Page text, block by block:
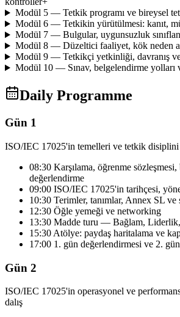
Modül 5 — Tetkik programı ve bireysel
Modül 6 — Tetkikin yürütülmesi: kanıt,
Modül 7 — Bulgular, uygunsuzluk
Modül 8 — Düzeltici faaliyet, kök neden
Modül 9 — Tetkikçi yetkinliği, davranış
Modül 10 — Sınav, belgelendirme yolları
Daily Programme
Gün 1
ISO/IEC 17025'in temelleri ve tetkik disiplini
08:30 Karşılama, öğrenme
değerlendirme
09:00 ISO/IEC 17025'in tarihçesi,
10:30 Terimler, tanımlar, Annex SL ve
12:30 Öğle yemeği ve networking
13:30 Madde turu — Bağlam,
15:30 Atölye: paydaş haritalama ve
17:00 1. gün değerlendirmesi ve 2.
Gün 2
ISO/IEC 17025'in operasyonel ve
dalış